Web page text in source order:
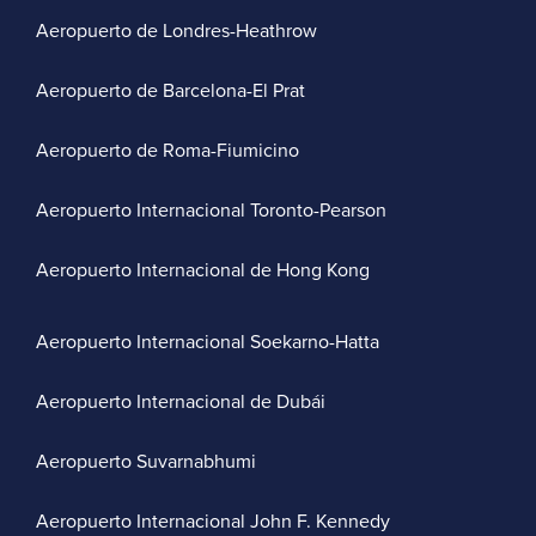
Aeropuerto de Londres-Heathrow
Aeropuerto de Barcelona-El Prat
Aeropuerto de Roma-Fiumicino
Aeropuerto Internacional Toronto-Pearson
Aeropuerto Internacional de Hong Kong
Aeropuerto Internacional Soekarno-Hatta
Aeropuerto Internacional de Dubái
Aeropuerto Suvarnabhumi
Aeropuerto Internacional John F. Kennedy